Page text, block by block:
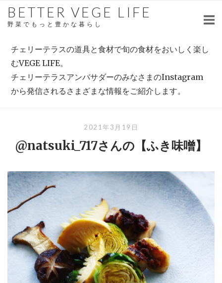
SkipBETTER VEGE LIFE
野菜でもっと豊かな暮らし
チェリーテラスの道具と食材で旬の食材をおいしく楽し
むVEGE LIFE。
チェリーテラスアンバサダーのみなさまのInstagram
から発信されるさまざまな情報をご紹介します。
2021年3月19日
@natsuki_717さんの【ふき味噌】